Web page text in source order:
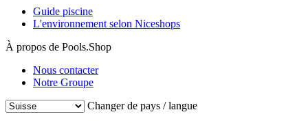
Guide piscine
L'environnement selon Niceshops
À propos de Pools.Shop
Nous contacter
Notre Groupe
Changer de pays / langue